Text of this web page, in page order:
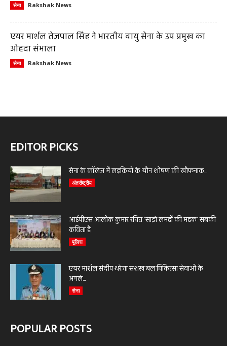
सेना Rakshak News
एयर मार्शल तेजपाल सिंह ने भारतीय वायु सेना के उप प्रमुख का
ओहदा संभाला
सेना Rakshak News
EDITOR PICKS
सेना के कॉलेज में लड़कियों के यौन शोषण की खौफनाक...
अंतर्राष्ट्रीय
आईपीएस आलोक कुमार रचित ‘साझे लमहों की महक’ सबकी
कविता है
पुलिस
एयर मार्शल संदीप थरेजा सशस्त्र बल चिकित्सा सेवाओं के
अगले...
सेना
POPULAR POSTS